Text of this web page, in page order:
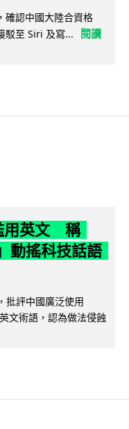
確認中國大陸合資格
駁至 Siri 及寫...
閱讀
用英文 稱
動搖科技話語
批評中國廣泛使用
文術語，認為做法侵蝕